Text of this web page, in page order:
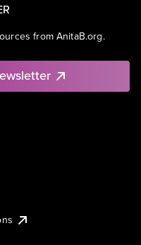
from AnitaB.org.